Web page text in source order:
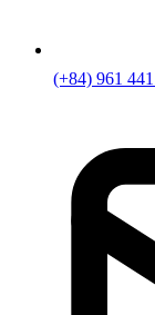
(+84) 961